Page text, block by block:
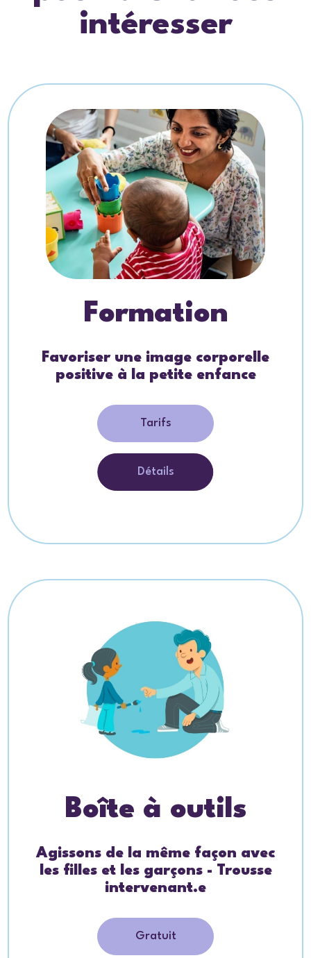
intéresser
Formation
Favoriser une image corporelle
positive à la petite enfance
Tarifs
Détails
Boîte à outils
Agissons de la même façon avec
les filles et les garçons - Trousse
intervenant.e
Gratuit